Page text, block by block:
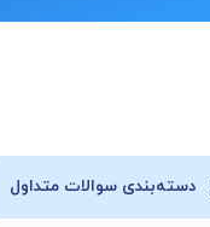
دسته‌بندی سوالات متداول